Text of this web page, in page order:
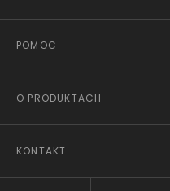
POMOC
O PRODUKTACH
KONTAKT